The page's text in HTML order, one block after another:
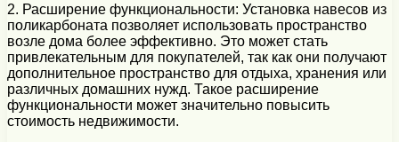
2. Расширение функциональности: Установка навесов из
поликарбоната позволяет использовать пространство
возле дома более эффективно. Это может стать
привлекательным для покупателей, так как они получают
дополнительное пространство для отдыха, хранения или
различных домашних нужд. Такое расширение
функциональности может значительно повысить
стоимость недвижимости.